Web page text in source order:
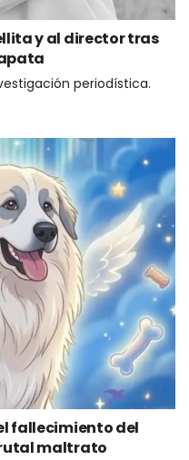
y al director tras
periodística.
fallecimiento del
maltrato